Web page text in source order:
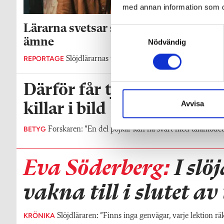
med annan information som
S
c
s
a
Nödvändig
Avvisa
Lärarna svetsar samman slöjd till ett
ämne
REPORTAGE Slöjdlärarnas täta samarbete förenklar – för alla.
Därför får tjejer mycket
killar i bild
BETYG Forskaren: ”En del pojkar kan ha svårt med
Eva Söderberg:I
vakna till i slutet av
KRÖNIKA Slöjdläraren: ”Finns inga genvägar, varje lektion